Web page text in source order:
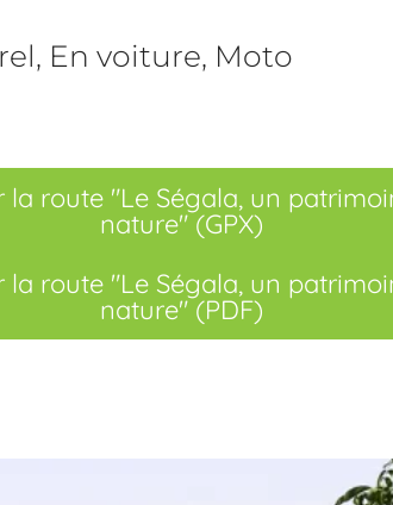
En voiture, Moto
route "Le Ségala, un
nature" (GPX)
route "Le Ségala, un
nature" (PDF)